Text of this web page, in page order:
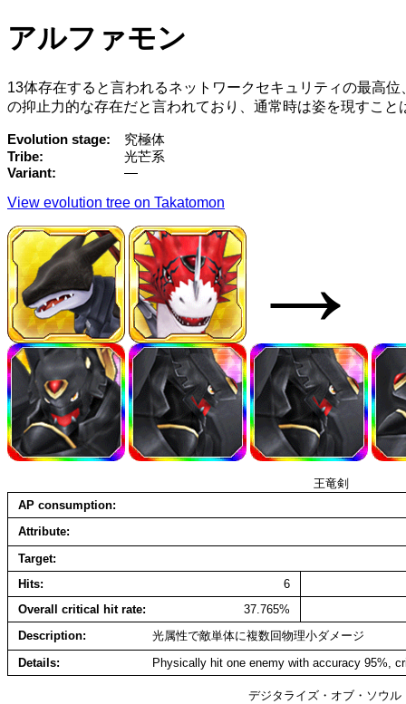
アルファモン
13体存在すると言われるネットワークセキュリティの最高
の抑止力的な存在だと言われており、通常時は姿を現すこ
Evolution stage
究極体
Tribe
光芒系
Variant
—
View evolution tree on Takatomon
→
王竜剣
AP consumption
Attribute
Target
Hits
6
Overall critical hit rate
37.765%
Description
光属性で敵単体に複数回物理小ダメージ
Details
Physically hit one enemy with accuracy 95%,
デジタライズ・オブ・ソウル